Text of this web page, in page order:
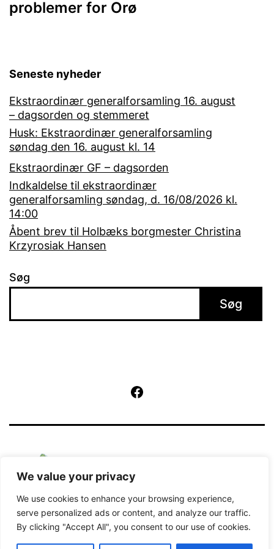
We value your privacy
We use cookies to enhance your browsing experience,
serve personalized ads or content, and analyze our traffic.
By clicking "Accept All", you consent to our use of cookies.
problemer for Orø
Seneste nyheder
Ekstraordinær generalforsamling 16. august
– dagsorden og stemmeret
Husk: Ekstraordinær generalforsamling
søndag den 16. august kl. 14
Ekstraordinær GF – dagsorden
Indkaldelse til ekstraordinær
generalforsamling søndag, d. 16/08/2026 kl.
14:00
Åbent brev til Holbæks borgmester Christina
Krzyrosiak Hansen
Søg
Søg
Kører påWordPress .